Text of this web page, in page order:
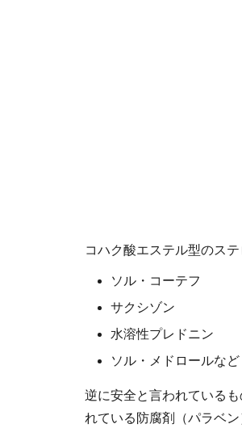
コハク酸エステル型のステ
ソル・コーテフ
サクシゾン
水溶性プレドニン
ソル・メドロールなど
逆に安全と言われている
れている防腐剤（パラベ